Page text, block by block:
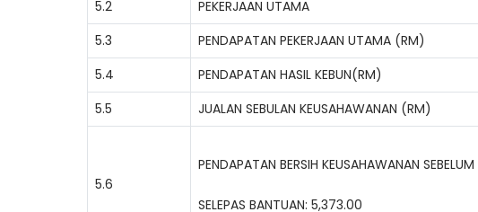
5.2
PEKERJAAN UTAMA
5.3
PENDAPATAN PEKERJAAN UTAMA (RM)
5.4
PENDAPATAN HASIL KEBUN(RM)
5.5
JUALAN SEBULAN KEUSAHAWANAN (RM)
5.6
PENDAPATAN BERSIH KEUSAHAWANAN
SELEPAS BANTUAN: 5,373.00